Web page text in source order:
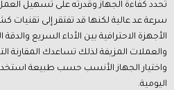
تحدد كفاءة الجهاز وقدرته على تسهيل
سرعة عد عالية لكنها قد تفتقر إلى تقنيات
الأجهزة الاحترافية بين الأداء السريع
والعملات المزيفة لذلك تساعدك المقارنة
واختيار الجهاز الأنسب حسب طبيعة
اليومية.